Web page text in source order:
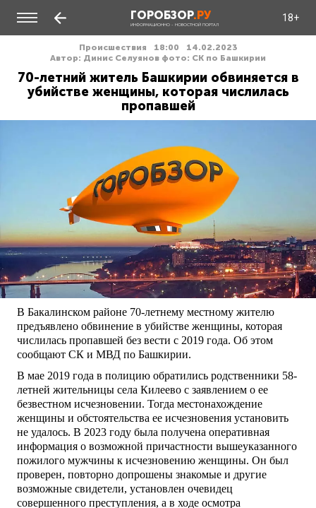
ГОРОБЗОР.РУ
ИНФОРМАЦИОННО - НОВОСТНОЙ ПОРТАЛ
18+
Происшествия 18:00
14.02.2023
Автор: Динис Селуянов фото: СК по Башкирии
70-летний житель Башкирии обвиняется в
убийстве женщины, которая числилась
пропавшей
В Бакалинском районе 70-летнему местному жителю
предъявлено обвинение в убийстве женщины, которая
числилась пропавшей без вести с 2019 года. Об этом
сообщают СК и МВД по Башкирии.
В мае 2019 года в полицию обратились родственники 58-
летней жительницы села Килеево с заявлением о ее
безвестном исчезновении. Тогда местонахождение
женщины и обстоятельства ее исчезновения установить
не удалось. В 2023 году была получена оперативная
информация о возможной причастности вышеуказанного
пожилого мужчины к исчезновению женщины. Он был
проверен, повторно допрошены знакомые и другие
возможные свидетели, установлен очевидец
совершенного преступления, а в ходе осмотра